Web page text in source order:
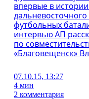
впервые в
футбольных
интервью АП
по
«Благовещенск»
07.10.15, 13:27
4 мин
2 комментария